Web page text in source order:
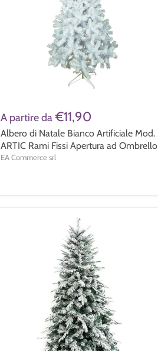
A partire da €11,90
Albero di Natale Bianco Artificiale Mod.
ARTIC Rami Fissi Apertura ad Ombrello
EA Commerce srl